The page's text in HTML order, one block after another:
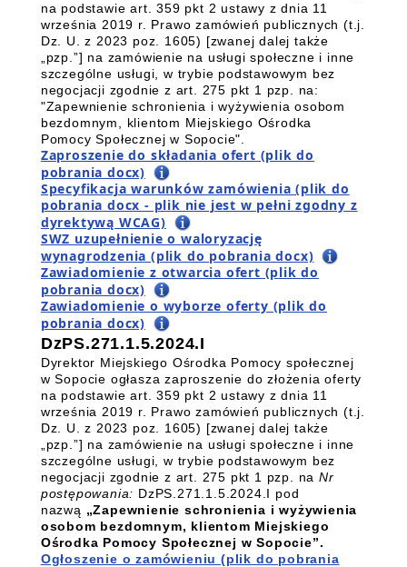
na podstawie art. 359 pkt 2 ustawy z dnia 11
września 2019 r. Prawo zamówień publicznych (t.j.
Dz. U. z 2023 poz. 1605) [zwanej dalej także
„pzp.”] na zamówienie na usługi społeczne i inne
szczególne usługi, w trybie podstawowym bez
negocjacji zgodnie z art. 275 pkt 1 pzp. na:
"Zapewnienie schronienia i wyżywienia osobom
bezdomnym, klientom Miejskiego Ośrodka
Pomocy Społecznej w Sopocie".
Zaproszenie do składania ofert (plik do
pobrania docx)
Specyfikacja warunków zamówienia (plik do
pobrania docx - plik nie jest w pełni zgodny z
dyrektywą WCAG)
SWZ uzupełnienie o waloryzację
wynagrodzenia (plik do pobrania docx)
Zawiadomienie z otwarcia ofert (plik do
pobrania docx)
Zawiadomienie o wyborze oferty (plik do
pobrania docx)
DzPS.271.1.5.2024.I
Dyrektor Miejskiego Ośrodka Pomocy społecznej
w Sopocie ogłasza zaproszenie do złożenia oferty
na podstawie art. 359 pkt 2 ustawy z dnia 11
września 2019 r. Prawo zamówień publicznych (t.j.
Dz. U. z 2023 poz. 1605) [zwanej dalej także
„pzp.”] na zamówienie na usługi społeczne i inne
szczególne usługi, w trybie podstawowym bez
negocjacji zgodnie z art. 275 pkt 1 pzp. na Nr
postępowania: DzPS.271.1.5.2024.I pod
nazwą „Zapewnienie schronienia i wyżywienia
osobom bezdomnym, klientom Miejskiego
Ośrodka Pomocy Społecznej w Sopocie”.
Ogłoszenie o zamówieniu (plik do pobrania